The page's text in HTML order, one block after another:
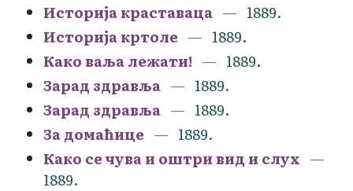
Историја краставаца
1889.
Историја кртоле
1889.
Како ваља лежати!
1889.
Зарад здравља
1889.
Зарад здравља
1889.
За домаћице
1889.
Како се чува и оштри вид и слух
1889.